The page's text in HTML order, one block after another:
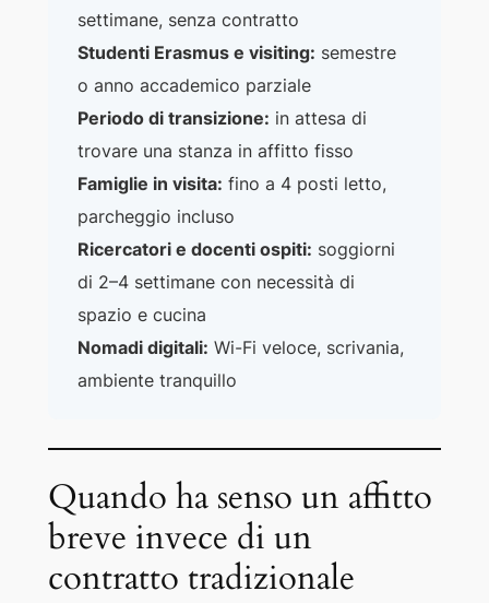
settimane, senza contratto
Studenti Erasmus e visiting: semestre
o anno accademico parziale
Periodo di transizione: in attesa di
trovare una stanza in affitto fisso
Famiglie in visita: fino a 4 posti letto,
parcheggio incluso
Ricercatori e docenti ospiti: soggiorni
di 2–4 settimane con necessità di
spazio e cucina
Nomadi digitali: Wi-Fi veloce, scrivania,
ambiente tranquillo
Quando ha senso un affitto
breve invece di un
contratto tradizionale